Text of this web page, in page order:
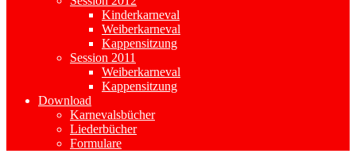
Kinderkarneval
Weiberkarneval
Kappensitzung
Session 2011
Weiberkarneval
Kappensitzung
Download
Karnevalsbücher
Liederbücher
Formulare